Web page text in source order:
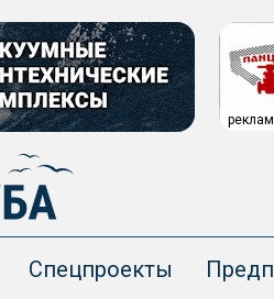
Спецпроекты